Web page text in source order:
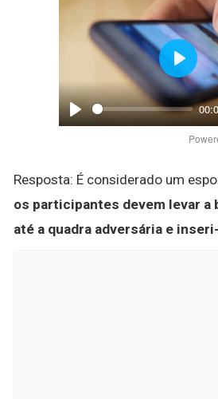
Play
Play
Resposta: É considerado um
os participantes devem levar a
até a quadra adversária e